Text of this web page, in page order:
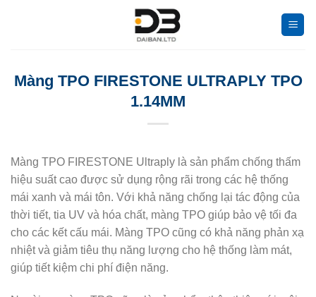
Màng TPO FIRESTONE ULTRAPLY TPO
1.14MM
Màng TPO FIRESTONE Ultraply là sản phẩm chống thấm
hiệu suất cao được sử dụng rộng rãi trong các hệ thống
mái xanh và mái tôn. Với khả năng chống lại tác động của
thời tiết, tia UV và hóa chất, màng TPO giúp bảo vệ tối đa
cho các kết cấu mái. Màng TPO cũng có khả năng phản xạ
nhiệt và giảm tiêu thụ năng lượng cho hệ thống làm mát,
giúp tiết kiệm chi phí điện năng.